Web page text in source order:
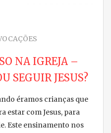
NA IGREJA –
SEGUIR JESUS?
éramos crianças que
estar com Jesus, para
Este ensinamento nos